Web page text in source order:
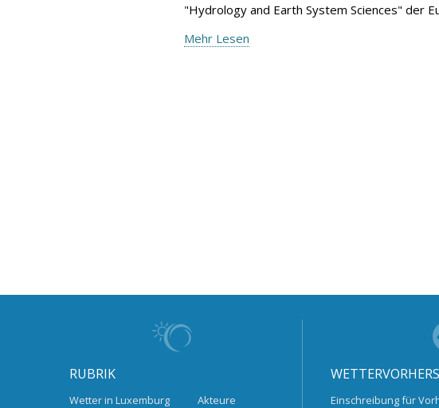
"Hydrology and Earth System Sciences" der
Mehr Lesen
RUBRIK
Wetter in Luxemburg
Akteure
Einschreibung für